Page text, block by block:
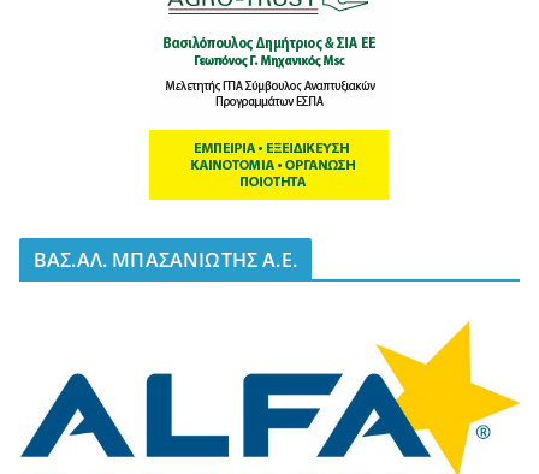
BΑΣ.ΑΛ. ΜΠΑΣΑΝΙΩΤΗΣ Α.Ε.